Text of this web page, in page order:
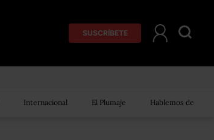
SUSCRÍBETE
Internacional El Plumaje Hablemos de